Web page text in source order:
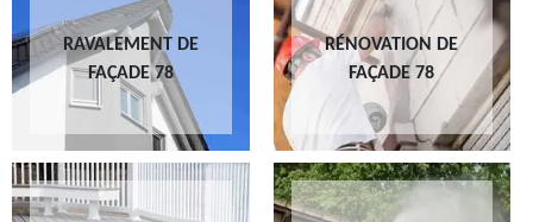
RAVALEMENT DE
FAÇADE 78
RÉNOVATION DE
FAÇADE 78